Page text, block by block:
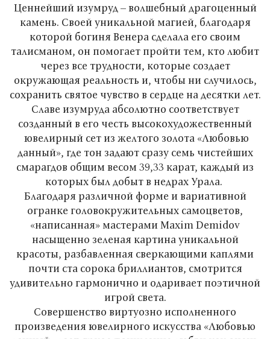
Ценнейший изумруд – волшебный драгоценный
камень. Своей уникальной магией, благодаря
которой богиня Венера сделала его своим
талисманом, он помогает пройти тем, кто любит
через все трудности, которые создает
окружающая реальность и, чтобы ни случилось,
сохранить святое чувство в сердце на десятки лет.
Славе изумруда абсолютно соответствует
созданный в его честь высокохудожественный
ювелирный сет из желтого золота «Любовью
данный», где тон задают сразу семь чистейших
смарагдов общим весом 39,33 карат, каждый из
которых был добыт в недрах Урала.
Благодаря различной форме и вариативной
огранке головокружительных самоцветов,
«написанная» мастерами Maxim Demidov
насыщенно зеленая картина уникальной
красоты, разбавленная сверкающими каплями
почти ста сорока бриллиантов, смотрится
удивительно гармонично и одаривает поэтичной
игрой света.
Совершенство виртуозно исполненного
произведения ювелирного искусства «Любовью